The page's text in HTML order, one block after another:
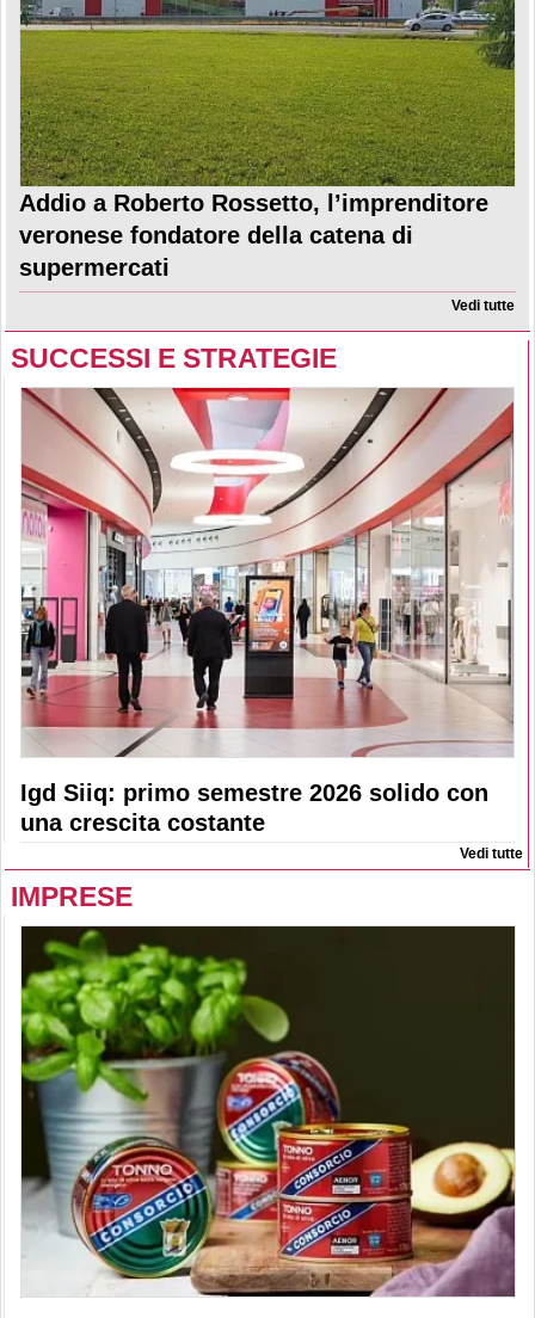
Addio a Roberto Rossetto, l’imprenditore
veronese fondatore della catena di
supermercati
Vedi tutte
SUCCESSI E STRATEGIE
Igd Siiq: primo semestre 2026 solido con
una crescita costante
Vedi tutte
IMPRESE